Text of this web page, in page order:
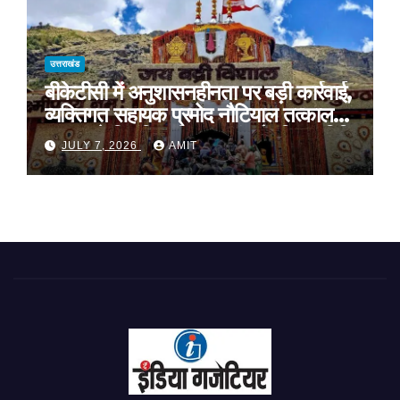
उत्तराखंड
बीकेटीसी में अनुशासनहीनता पर बड़ी कार्रवाई,
व्यक्तिगत सहायक प्रमोद नौटियाल तत्काल
प्रभाव से निलंबित, निष्पक्ष जांच के लिए समिति
गठित
JULY 7, 2026 AMIT